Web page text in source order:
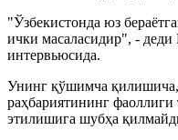
"Ўзбекистонда юз
ички масаласидир", - деди
интервьюсида.
Унинг қўшимча
раҳбариятининг
этилишига шубҳа